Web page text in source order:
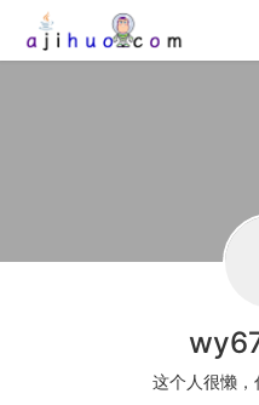
这个人很懒，